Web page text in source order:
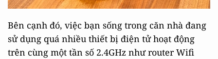
Bên cạnh đó, việc bạn sống trong căn nhà đang
sử dụng quá nhiều thiết bị điện tử hoạt động
trên cùng một tần số 2.4GHz như router Wifi